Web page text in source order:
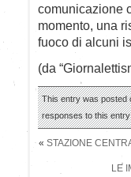
comunicazione
momento, una
fuoco di alcuni
(da
This entry was posted
responses to this
« STAZIONE
LE